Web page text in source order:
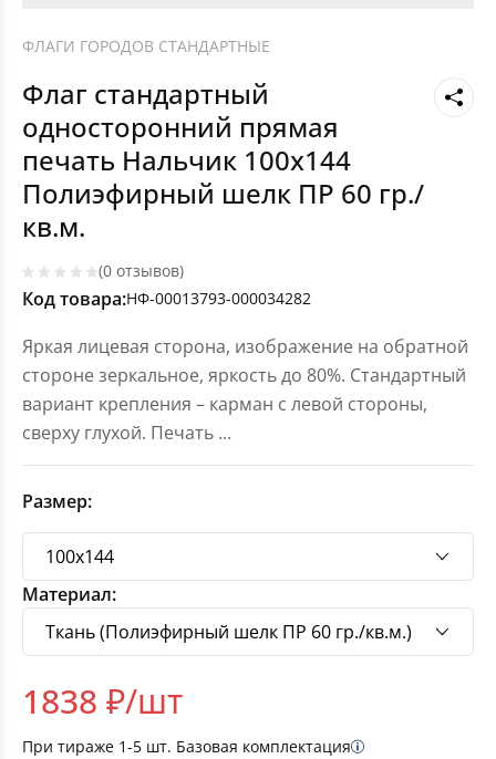
ФЛАГИ ГОРОДОВ СТАНДАРТНЫЕ
Флаг стандартный
односторонний прямая
печать Нальчик 100х144
Полиэфирный шелк ПР 60 гр./
кв.м.
(0 отзывов)
Код товара:НФ-00013793-000034282
Яркая лицевая сторона, изображение на обратной
стороне зеркальное, яркость до 80%. Стандартный
вариант крепления – карман с левой стороны,
сверху глухой. Печать ...
Размер:
Материал:
1838 ₽/шт
При тираже 1-5 шт. Базовая комплектация